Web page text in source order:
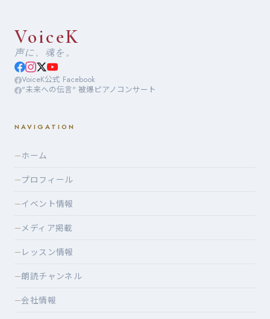
VoiceK
声に、魂を。
VoiceK公式 Facebook
"未来への伝言" 被爆ピアノコンサート
NAVIGATION
—ホーム
—プロフィール
—イベント情報
—メディア掲載
— レッスン情報
—朗読チャンネル
—会社情報